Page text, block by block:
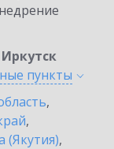
Иркутск
пункты
,
,
(Якутия),